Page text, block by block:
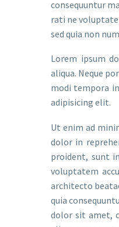
consequuntur
rati ne
sed quia non
Lorem ipsum
aliqua. Neque
modi tempora
adipisicing elit.
Ut enim ad
dolor in
proident, sunt
voluptatem
architecto
quia
dolor sit amet,